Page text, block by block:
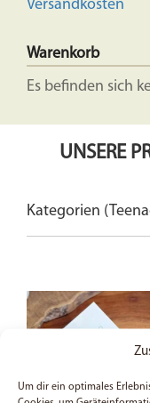
Um dir ein optimales
Versandkosten
Warenkorb
Es befinden sich
UNSERE
Kategorien